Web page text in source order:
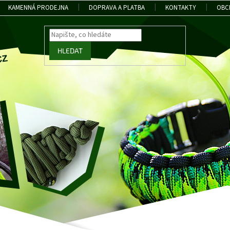
KAMENNÁ PRODEJNA DOPRAVA A PLATBA KONTAKTY
HLEDAT